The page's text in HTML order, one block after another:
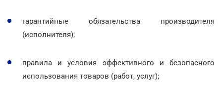
гарантийные обязательства производителя
(исполнителя);
правила и условия эффективного и безопасного
использования товаров (работ, услуг);